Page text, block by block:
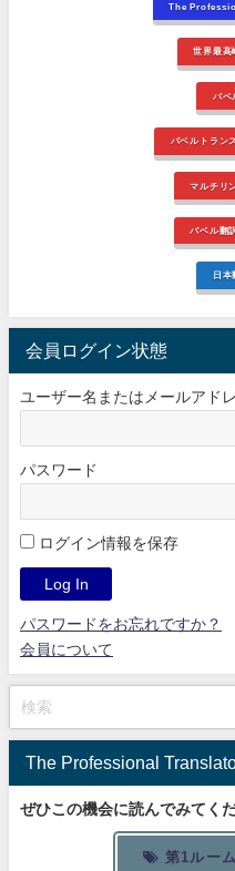
The
世界最高
バベ
バベルトラン
マルチリ
バベル翻
日本
会員ログイン状態
ユーザー名またはメールアド
パスワード
ログイン情報を保存
パスワードをお忘れですか？
会員について
The Professional
ぜひこの機会に読んでみてく
第1ルー